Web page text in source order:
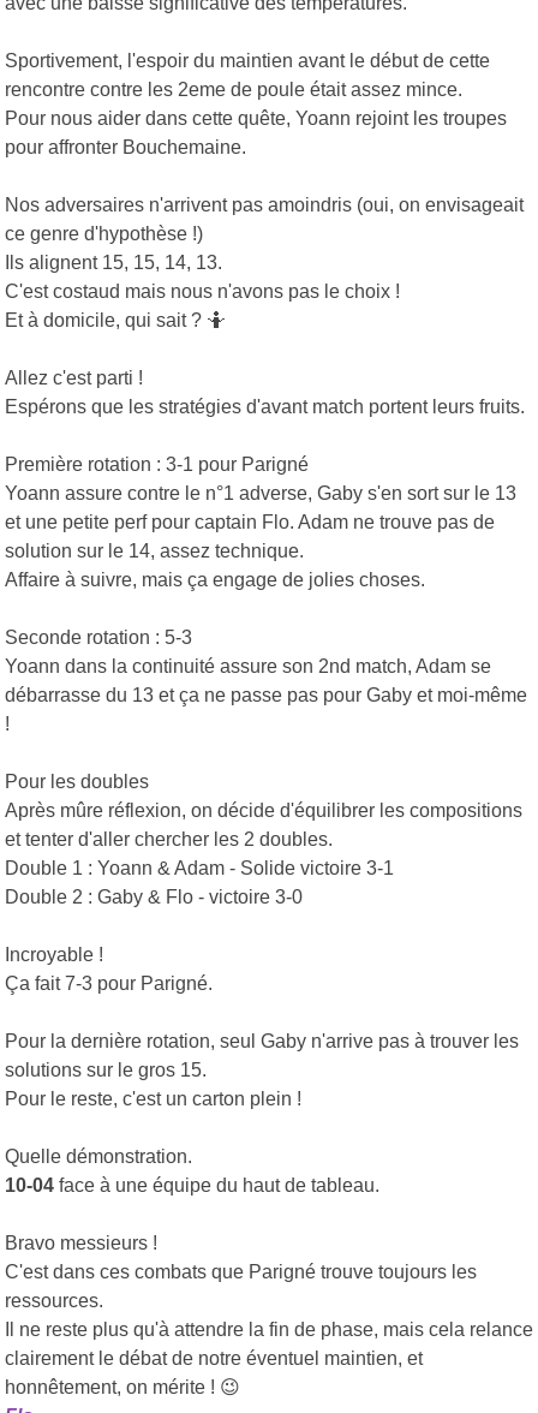
Sportivement, l'espoir du maintien avant le début de cette
rencontre contre les 2eme de poule était assez mince.
Pour nous aider dans cette quête, Yoann rejoint les troupes
pour affronter Bouchemaine.
Nos adversaires n'arrivent pas amoindris (oui, on envisageait
ce genre d'hypothèse !)
Ils alignent 15, 15, 14, 13.
C'est costaud mais nous n'avons pas le choix !
Et à domicile, qui sait ? 🤷
Allez c'est parti !
Espérons que les stratégies d'avant match portent leurs fruits.
Première rotation : 3-1 pour Parigné
Yoann assure contre le n°1 adverse, Gaby s'en sort sur le 13
et une petite perf pour captain Flo. Adam ne trouve pas de
solution sur le 14, assez technique.
Affaire à suivre, mais ça engage de jolies choses.
Seconde rotation : 5-3
Yoann dans la continuité assure son 2nd match, Adam se
débarrasse du 13 et ça ne passe pas pour Gaby et moi-même
!
Pour les doubles
Après mûre réflexion, on décide d'équilibrer les compositions
et tenter d'aller chercher les 2 doubles.
Double 1 : Yoann & Adam - Solide victoire 3-1
Double 2 : Gaby & Flo - victoire 3-0
Incroyable !
Ça fait 7-3 pour Parigné.
Pour la dernière rotation, seul Gaby n'arrive pas à trouver les
solutions sur le gros 15.
Pour le reste, c'est un carton plein !
Quelle démonstration.
10-04 face à une équipe du haut de tableau.
Bravo messieurs !
C'est dans ces combats que Parigné trouve toujours les
ressources.
Il ne reste plus qu'à attendre la fin de phase, mais cela relance
clairement le débat de notre éventuel maintien, et
honnêtement, on mérite ! 😉